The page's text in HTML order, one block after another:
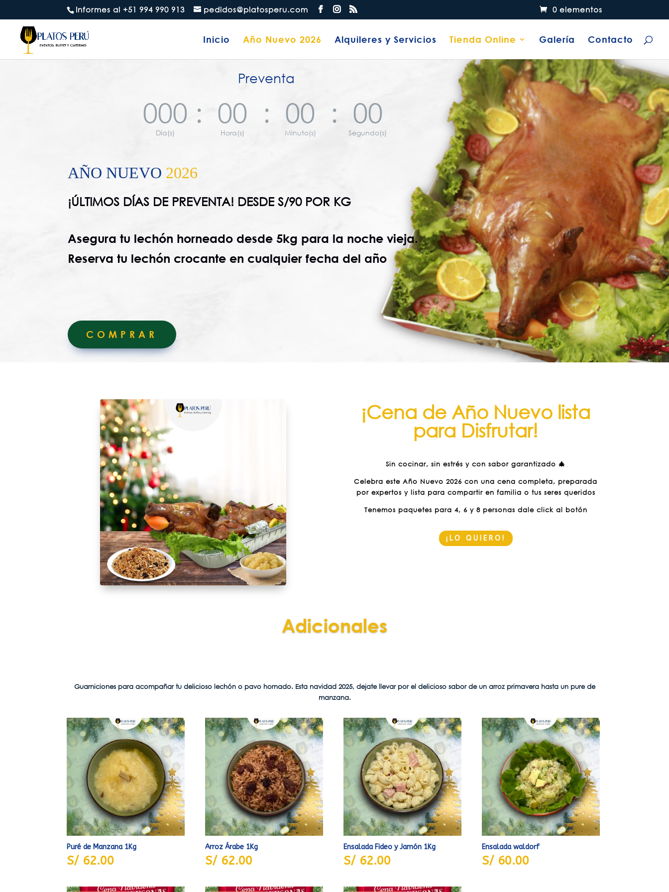
Informes al +51 994 990 913 pedidos@platosperu.com 0 elementos
Inicio Año Nuevo 2026 Alquileres y Servicios Tienda Online Galería Contacto
Preventa
000
Día(s)
: 00
Hora(s)
: 00
Minuto(s)
: 00
Segundo(s)
AÑO NUEVO 2026
¡ÚLTIMOS DÍAS DE PREVENTA! DESDE S/90 POR KG
Aseguratu lechón horneado desde 5kg para la noche vieja.
Reserva tu lechón crocante en cualquier fecha del año
COMPRAR
¡Cena de Año Nuevo lista
para Disfrutar!
Sin cocinar, sin estrés y con sabor garantizado 🎄
Celebra este Año Nuevo 2026 con una cena completa, preparada
por expertos y lista para compartir en familia o tus seres queridos
Tenemos paquetes para 4, 6 y 8 personas dale click al botón
¡LO QUIERO!
Adicionales
Guarniciones para acompañar tu delicioso lechón o pavo hornado. Esta navidad 2025, dejate llevar por el delicioso sabor de un arroz primavera hasta un pure de
manzana.
Puré de Manzana 1Kg
S/ 62.00
Arroz Árabe 1Kg
S/ 62.00
Ensalada Fideo y Jamón 1Kg
S/ 62.00
Ensalada waldorf
S/ 60.00